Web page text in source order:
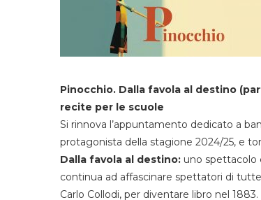
Pinocchio. Dalla favola al destino
recite per le scuole
Si rinnova l’appuntamento dedicato a
protagonista della stagione 2024/25, e
Dalla favola al destino:uno spettacolo
continua ad affascinare spettatori di
Carlo Collodi, per diventare libro nel